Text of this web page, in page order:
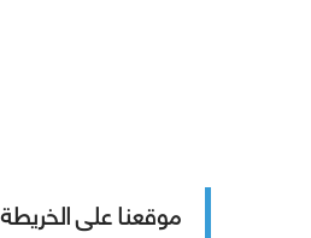
موقعنا على الخريطة